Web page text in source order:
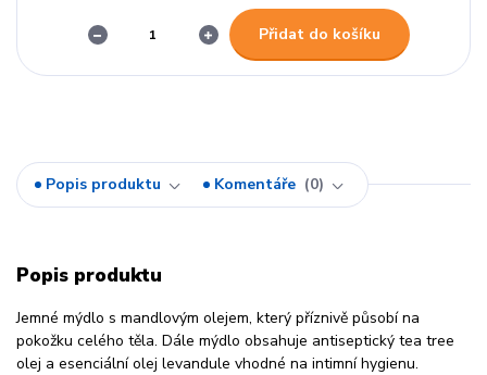
Přidat do košíku
Popis produktu Komentáře 0
Popis produktu
Jemné mýdlo s mandlovým olejem, který příznivě působí na
pokožku celého těla. Dále mýdlo obsahuje antiseptický tea tree
olej a esenciální olej levandule vhodné na intimní hygienu.